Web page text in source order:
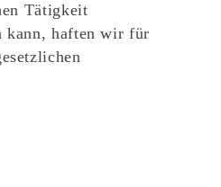
Tätigkeit
kann, haften wir für